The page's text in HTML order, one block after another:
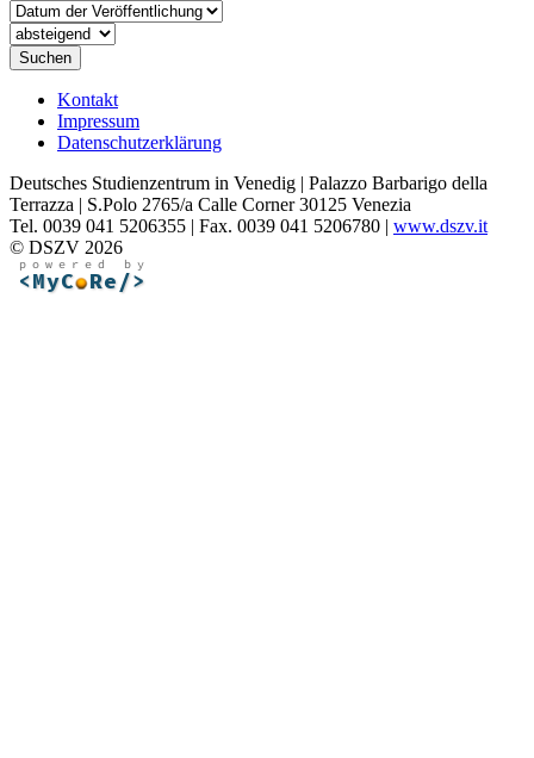
Suchen
Kontakt
Impressum
Datenschutzerklärung
Deutsches Studienzentrum in Venedig | Palazzo Barbarigo della
Terrazza | S.Polo 2765/a Calle Corner 30125 Venezia
Tel. 0039 041 5206355 | Fax. 0039 041 5206780 | www.dszv.it
© DSZV 2026